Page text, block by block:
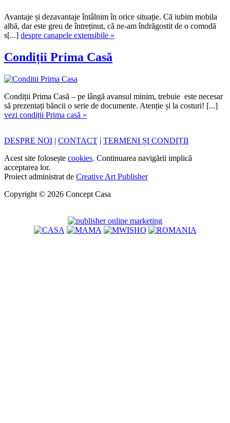
Avantaje și dezavantaje întâlnim în orice situație. Că iubim mobila
albă, dar este greu de întreținut, că ne-am îndrăgostit de o comodă
s[...] despre canapele extensibile »
Condiții Prima Casă
Condiții Prima Casă – pe lângă avansul minim, trebuie este necesar
să prezentați băncii o serie de documente. Atenție și la costuri! [...]
vezi condiții Prima casă »
DESPRE NOI | CONTACT | TERMENI ȘI CONDIȚII
Acest site folosește cookies. Continuarea navigării implică
acceptarea lor.
Proiect administrat de Creative Art Publisher
Copyright © 2026 Concept Casa